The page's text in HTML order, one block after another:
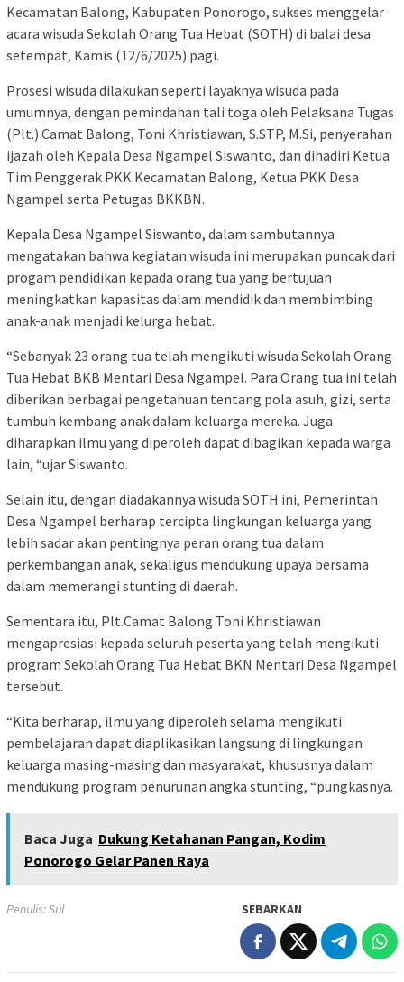
Kecamatan Balong, Kabupaten Ponorogo, sukses menggelar
acara wisuda Sekolah Orang Tua Hebat (SOTH) di balai desa
setempat, Kamis (12/6/2025) pagi.
Prosesi wisuda dilakukan seperti layaknya wisuda pada
umumnya, dengan pemindahan tali toga oleh Pelaksana Tugas
(Plt.) Camat Balong, Toni Khristiawan, S.STP, M.Si, penyerahan
ijazah oleh Kepala Desa Ngampel Siswanto, dan dihadiri Ketua
Tim Penggerak PKK Kecamatan Balong, Ketua PKK Desa
Ngampel serta Petugas BKKBN.
Kepala Desa Ngampel Siswanto, dalam sambutannya
mengatakan bahwa kegiatan wisuda ini merupakan puncak dari
progam pendidikan kepada orang tua yang bertujuan
meningkatkan kapasitas dalam mendidik dan membimbing
anak-anak menjadi kelurga hebat.
“Sebanyak 23 orang tua telah mengikuti wisuda Sekolah Orang
Tua Hebat BKB Mentari Desa Ngampel. Para Orang tua ini telah
diberikan berbagai pengetahuan tentang pola asuh, gizi, serta
tumbuh kembang anak dalam keluarga mereka. Juga
diharapkan ilmu yang diperoleh dapat dibagikan kepada warga
lain, “ujar Siswanto.
Selain itu, dengan diadakannya wisuda SOTH ini, Pemerintah
Desa Ngampel berharap tercipta lingkungan keluarga yang
lebih sadar akan pentingnya peran orang tua dalam
perkembangan anak, sekaligus mendukung upaya bersama
dalam memerangi stunting di daerah.
Sementara itu, Plt.Camat Balong Toni Khristiawan
mengapresiasi kepada seluruh peserta yang telah mengikuti
program Sekolah Orang Tua Hebat BKN Mentari Desa Ngampel
tersebut.
“Kita berharap, ilmu yang diperoleh selama mengikuti
pembelajaran dapat diaplikasikan langsung di lingkungan
keluarga masing-masing dan masyarakat, khususnya dalam
mendukung program penurunan angka stunting, “pungkasnya.
Baca Juga Dukung Ketahanan Pangan, Kodim
Ponorogo Gelar Panen Raya
Penulis: Sul SEBARKAN